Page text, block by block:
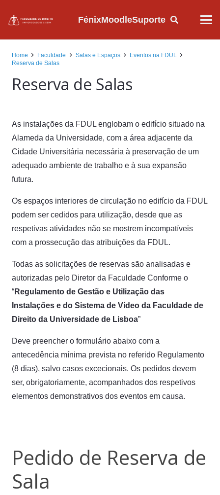
FénixMoodleSuporte
Home Faculdade Salas e Espaços
Eventos na FDUL
Reserva de Salas
Reserva de Salas
As instalações da FDUL englobam o edifício situado na
Alameda da Universidade, com a área adjacente da
Cidade Universitária necessária à preservação de um
adequado ambiente de trabalho e à sua expansão
futura.
Os espaços interiores de circulação no edifício da FDUL
podem ser cedidos para utilização, desde que as
respetivas atividades não se mostrem incompatíveis
com a prossecução das atribuições da FDUL.
Todas as solicitações de reservas são analisadas e
autorizadas pelo Diretor da Faculdade Conforme o
“Regulamento de Gestão e Utilização das
Instalações e do Sistema de Vídeo da Faculdade de
Direito da Universidade de Lisboa”
Deve preencher o formulário abaixo com a
antecedência mínima prevista no referido Regulamento
(8 dias), salvo casos excecionais. Os pedidos devem
ser, obrigatoriamente, acompanhados dos respetivos
elementos demonstrativos dos eventos em causa.
de
Reserva
de
Pedido de Reserva de
Sala